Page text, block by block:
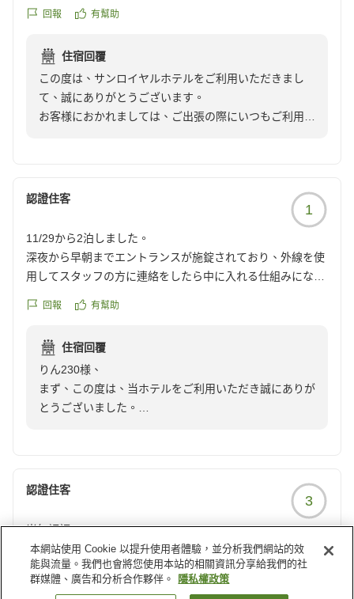
回報 有幫助
住宿回覆
この度は、サンロイヤルホテルをご利用いただきまし
て、誠にありがとうございます。
お客様におかれましては、ご出張の際にいつもご利用い
利な立地となっております。
朝食にもご満足いただけたようで、大変嬉しく思いま
今後もより良いサービスを目指して努力してまいりま
うございます。
上げております。
認證住客
1
11/29から2泊しました。
深夜から早朝までエントランスが施錠されており、外線を使
用してスタッフの方に連絡をしたら中に入れる仕組みになっ
1泊目、深夜にホテルに戻ってきた為、外線を2度ほど鳴らし
頂けず。結局深夜から早朝までの時間は他のホテルを使用し
ました。
このことをお伝えしたら口頭でのお詫びのみ。
チェックアウトの際にもこの件についてお詫びされることも
回報 有幫助
住宿回覆
りん230様、
まず、この度は、当ホテルをご利用いただき誠にありが
とうございました。
ご迷惑をお掛けしたことには変わりありません。
ご指摘いただきました内線機につきまして、機械の故障
ております。今回のようなことが二度とないよう、ご指
摘を真摯に受け止め、努めて参ります。このようななか
認證住客
3
尚無評語
回報 有幫助
本網站使用 Cookie 以提升使用者體驗，並分析我們網站的效
能與流量。我們也會將您使用本站的相關資訊分享給我們的社
群媒體、廣告和分析合作夥伴。
隱私權政策